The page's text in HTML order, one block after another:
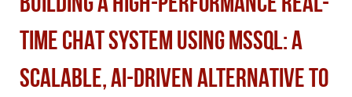
TIME CHAT SYSTEM USING MSSQL: A
SCALABLE, AI-DRIVEN ALTERNATIVE TO